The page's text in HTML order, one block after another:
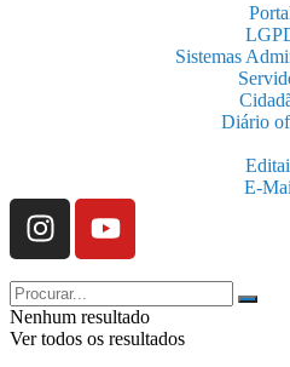
Sistemas
Diário
E-
Nenhum resultado
Ver todos os resultados